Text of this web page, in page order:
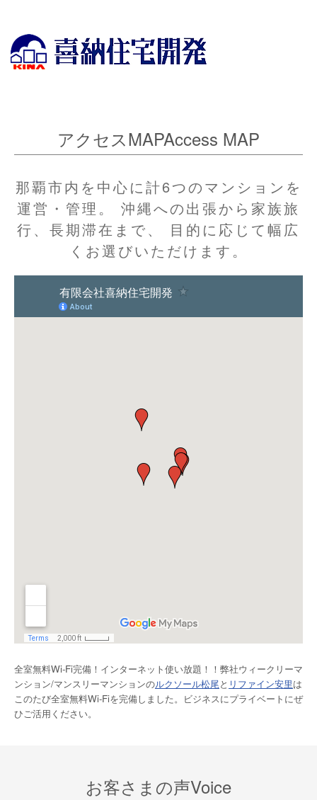
アクセスMAPAccess MAP
那覇市内を中心に計6つのマンションを
運営・管理。 沖縄への出張から家族旅
行、長期滞在まで、 目的に応じて幅広
くお選びいただけます。
全室無料Wi-Fi完備！インターネット使い放題！！弊社ウィークリーマ
ンション/マンスリーマンションのルクソール松尾と リファイン安里は
このたび全室無料Wi-Fiを完備しました。ビジネスにプライベートにぜ
ひご活用ください。
お客さまの声Voice